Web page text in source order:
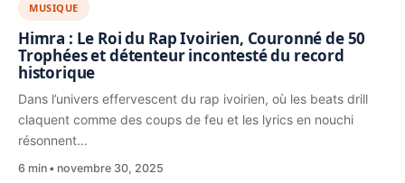
MUSIQUE
Himra : Le Roi du Rap Ivoirien, Couronné de 50
Trophées et détenteur incontesté du record
historique
Dans l’univers effervescent du rap ivoirien, où les beats drill
claquent comme des coups de feu et les lyrics en nouchi
résonnent…
6 min novembre 30, 2025